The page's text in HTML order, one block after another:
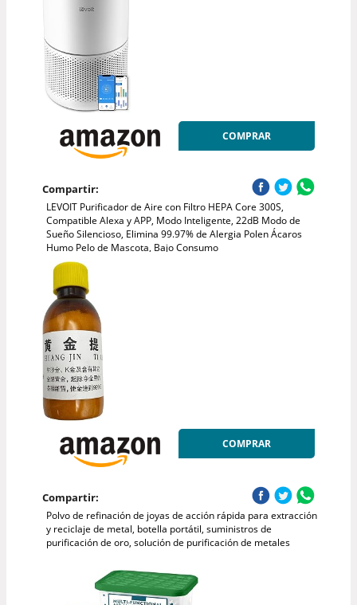
COMPRAR
Compartir:
LEVOIT Purificador de Aire con Filtro HEPA Core 300S,
Compatible Alexa y APP, Modo Inteligente, 22dB Modo de
Sueño Silencioso, Elimina 99.97% de Alergia Polen Ácaros
Humo Pelo de Mascota, Bajo Consumo
COMPRAR
Compartir:
Polvo de refinación de joyas de acción rápida para extracción
y reciclaje de metal, botella portátil, suministros de
purificación de oro, solución de purificación de metales